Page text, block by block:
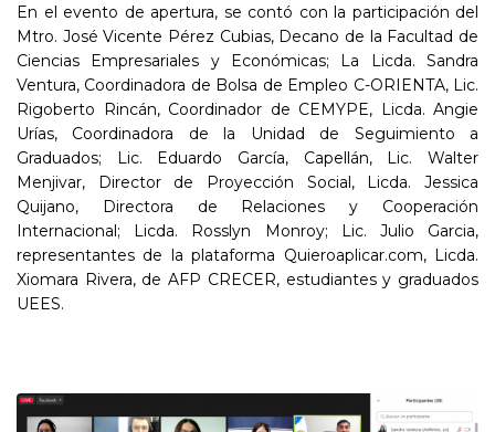
En el evento de apertura, se contó con la participación del
Mtro. José Vicente Pérez Cubias, Decano de la Facultad de
Ciencias Empresariales y Económicas; La Licda. Sandra
Ventura, Coordinadora de Bolsa de Empleo C-ORIENTA, Lic.
Rigoberto Rincán, Coordinador de CEMYPE, Licda. Angie
Urías, Coordinadora de la Unidad de Seguimiento a
Graduados; Lic. Eduardo García, Capellán, Lic. Walter
Menjivar, Director de Proyección Social, Licda. Jessica
Quijano, Directora de Relaciones y Cooperación
Internacional; Licda. Rosslyn Monroy; Lic. Julio Garcia,
representantes de la plataforma Quieroaplicar.com, Licda.
Xiomara Rivera, de AFP CRECER, estudiantes y graduados
UEES.